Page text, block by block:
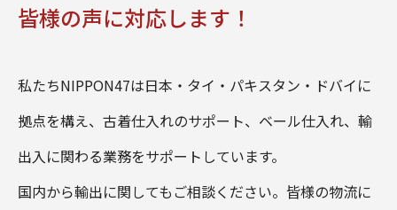
皆様の声に対応します！
私たちNIPPON47は日本・タイ・パキスタン・ドバイに
拠点を構え、古着仕入れのサポート、ベール仕入れ、輸
出入に関わる業務をサポートしています。
国内から輸出に関してもご相談ください。皆様の物流に